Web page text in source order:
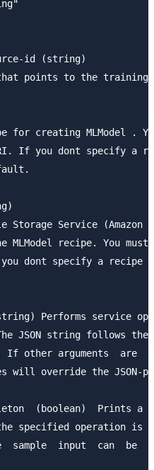
id (string)
points to the training
for creating MLModel .
If you dont specify a
Storage Service (Amazon
MLModel recipe. You must
dont specify a recipe
Performs service
JSON string follows the
If other arguments  are
will override the JSON-
(boolean)  Prints a
specified operation is
sample  input  can  be